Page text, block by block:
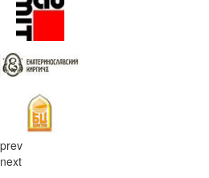
prev
next